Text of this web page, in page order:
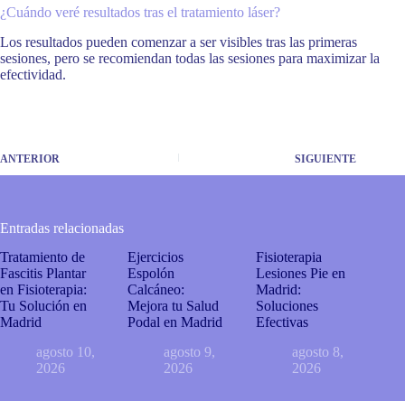
¿Cuándo veré resultados tras el tratamiento láser?
Los resultados pueden comenzar a ser visibles tras las primeras
sesiones, pero se recomiendan todas las sesiones para maximizar la
efectividad.
ANTERIOR SIGUIENTE
Entradas relacionadas
Tratamiento de
Fascitis Plantar
en Fisioterapia:
Tu Solución en
Madrid
agosto 10,
2026
Ejercicios
Espolón
Calcáneo:
Mejora tu Salud
Podal en Madrid
agosto 9,
2026
Fisioterapia
Lesiones Pie en
Madrid:
Soluciones
Efectivas
agosto 8,
2026